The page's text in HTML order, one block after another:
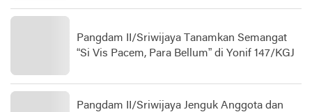
Pangdam II/Sriwijaya Tanamkan Semangat
“Si Vis Pacem, Para Bellum” di Yonif 147/KGJ
Pangdam II/Sriwijaya Jenguk Anggota dan